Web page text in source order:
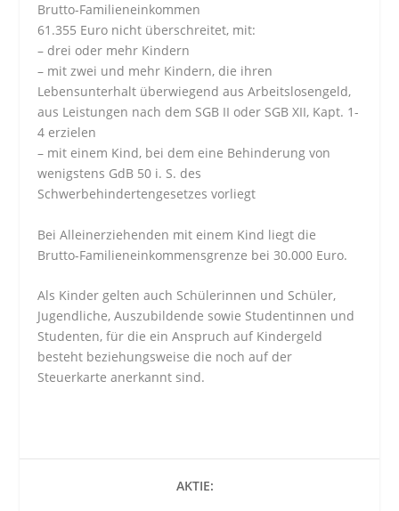
Brutto-Familieneinkommen
61.355 Euro nicht überschreitet, mit:
– drei oder mehr Kindern
– mit zwei und mehr Kindern, die ihren
Lebensunterhalt überwiegend aus Arbeitslosengeld,
aus Leistungen nach dem SGB II oder SGB XII, Kapt. 1-
4 erzielen
– mit einem Kind, bei dem eine Behinderung von
wenigstens GdB 50 i. S. des
Schwerbehindertengesetzes vorliegt
Bei Alleinerziehenden mit einem Kind liegt die
Brutto-Familieneinkommensgrenze bei 30.000 Euro.
Als Kinder gelten auch Schülerinnen und Schüler,
Jugendliche, Auszubildende sowie Studentinnen und
Studenten, für die ein Anspruch auf Kindergeld
besteht beziehungsweise die noch auf der
Steuerkarte anerkannt sind.
AKTIE: